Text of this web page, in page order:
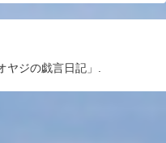
ジの戯言日記」.